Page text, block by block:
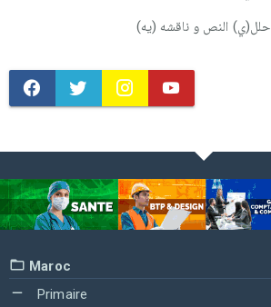
حلل(ي) النص و ناقشه (يه)
Maroc
Primaire